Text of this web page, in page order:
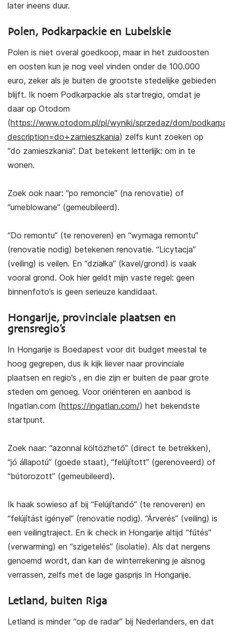
later ineens duur.
Polen, Podkarpackie en Lubelskie
Polen is niet overal goedkoop, maar in het zuidoosten
en oosten kun je nog veel vinden onder de 100.000
euro, zeker als je buiten de grootste stedelijke gebieden
blijft. Ik noem Podkarpackie als startregio, omdat je
daar op Otodom
(https://www.otodom.pl/pl/wyniki/sprzedaz/dom/
description=do+zamieszkania) zelfs kunt zoeken op
“do zamieszkania”. Dat betekent letterlijk: om in te
wonen.
Zoek ook naar: “po remoncie” (na renovatie) of
“umeblowane” (gemeubileerd).
“Do remontu” (te renoveren) en “wymaga remontu”
(renovatie nodig) betekenen renovatie. “Licytacja”
(veiling) is veilen. En “działka” (kavel/grond) is vaak
vooral grond. Ook hier geldt mijn vaste regel: geen
binnenfoto’s is geen serieuze kandidaat.
Hongarije, provinciale plaatsen en
grensregio’s
In Hongarije is Boedapest voor dit budget meestal te
hoog gegrepen, dus ik kijk liever naar provinciale
plaatsen en regio’s , en die zijn er buiten de paar grote
steden om genoeg. Voor oriënteren en aanbod is
Ingatlan.com (https://ingatlan.com/) het bekendste
startpunt.
Zoek naar: “azonnal költözhető” (direct te betrekken),
“jó állapotú” (goede staat), “felújított” (gerenoveerd) of
“bútorozott” (gemeubileerd).
Ik haak sowieso af bij “Felújítandó” (te renoveren) en
“felújítást igényel” (renovatie nodig). “Árverés” (veiling) is
een veilingtraject. En ik check in Hongarije altijd “fűtés”
(verwarming) en “szigetelés” (isolatie). Als dat nergens
genoemd wordt, dan kan de winterrekening je alsnog
verrassen, zelfs met de lage gasprijs In Hongarije.
Letland, buiten Riga
Letland is minder “op de radar” bij Nederlanders, en dat